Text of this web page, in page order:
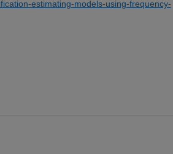
estimating-models-using-frequency-